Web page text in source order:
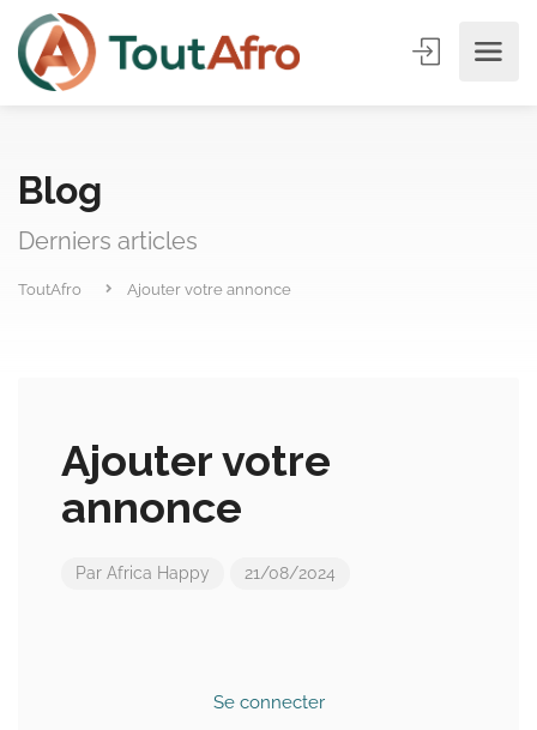
Blog
Derniers articles
ToutAfro Ajouter votre annonce
Ajouter votre
annonce
Par Africa Happy 21/08/2024
Se connecter